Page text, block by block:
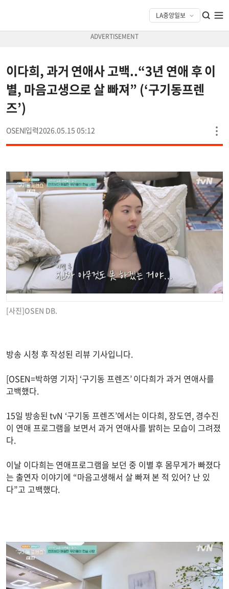
이다희, 과거 연애사 고백..“3년 연애 후 이
별, 마음고생으로 살 빠져” (‘구기동프렌
즈’)
OSEN 2026.05.15 05:12
[사진]OSEN DB.
방송 시청 후 작성된 리뷰 기사입니다.
[OSEN=박하영 기자] ‘구기동 프렌즈’ 이다희가 과거 연애사를
고백했다.
15일 방송된 tvN ‘구기동 프렌즈’에서는 이다희, 장도연, 경수진
이 연애 프로그램을 보면서 과거 연애사를 밝히는 모습이 그려졌
다.
이날 이다희는 연애프로그램을 보던 중 이별 후 몸무게가 빠졌다
는 출연자 이야기에 “마음고생해서 살 빠져 본 적 있어? 난 있
다”고 고백했다.